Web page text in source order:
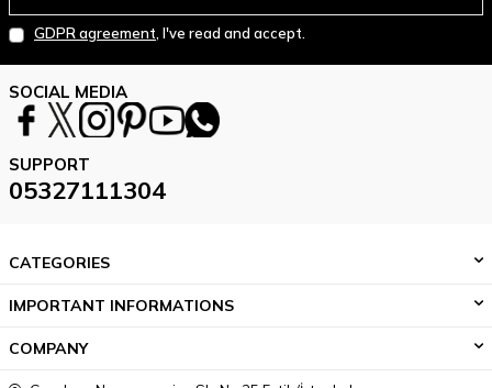
GDPR agreement , I've read and accept.
SOCIAL MEDIA
SUPPORT
05327111304
CATEGORIES
IMPORTANT INFORMATIONS
COMPANY